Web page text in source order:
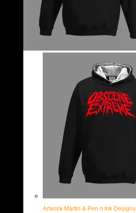
Artwork Martin & Pen n Ink Designs